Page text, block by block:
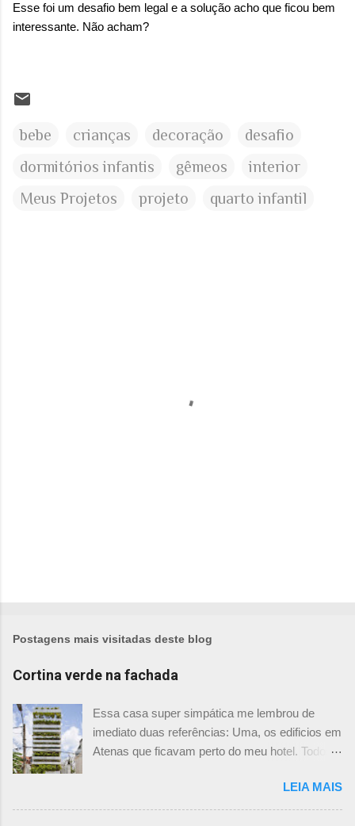
Esse foi um desafio bem legal e a solução acho que ficou bem
interessante. Não acham?
bebe crianças decoração
desafio
dormitórios infantis
gêmeos
interior
Meus Projetos
projeto quarto infantil
Postagens mais visitadas deste blog
Cortina verde na fachada
Essa casa super simpática me lembrou de
imediato duas referências: Uma, os edificios em
Atenas que ficavam perto do meu hotel. Todos
ficassem tão simpáticos! Mas olhando com
mais foco, me veio a segunda referência. Na
LEIA MAIS